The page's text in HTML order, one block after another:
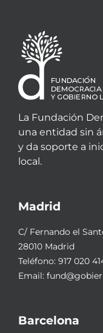
La Fundación
una entidad sin
y da soporte a
local.
Madrid
C/ Fernando el
28010 Madrid
Teléfono: 917 020
Email:
Barcelona